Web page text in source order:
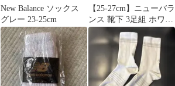
New Balance ソックス
グレー 23-25cm
【25-27cm】ニューバラ
ンス 靴下 3足組 ホワイ
ト 白 新品 #6H6Z